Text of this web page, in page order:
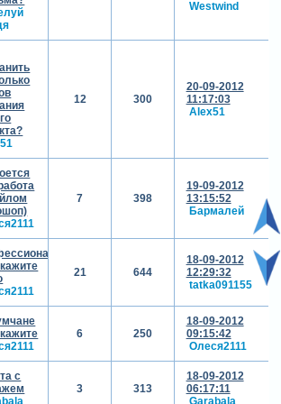
Westwind
12 300
20-09-2012
11:17:03
Alex51
7 398
19-09-2012
13:15:52
Бармалей
21 644
18-09-2012
12:29:32
tatka091155
6 250
18-09-2012
09:15:42
Олеся2111
с
3 313
18-09-2012
06:17:11
Garabala